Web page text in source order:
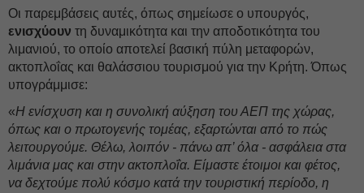
Οι παρεμβάσεις αυτές, όπως σημείωσε ο υπουργός,
ενισχύουν τη δυναμικότητα και την αποδοτικότητα του
λιμανιού, το οποίο αποτελεί βασική πύλη μεταφορών,
ακτοπλοΐας και θαλάσσιου τουρισμού για την Κρήτη. Όπως
υπογράμμισε:
«Η ενίσχυση και η συνολική αύξηση του ΑΕΠ της χώρας,
όπως και ο πρωτογενής τομέας, εξαρτώνται από το πώς
λειτουργούμε. Θέλω, λοιπόν - πάνω απ’ όλα - ασφάλεια στα
λιμάνια μας και στην ακτοπλοΐα. Είμαστε έτοιμοι και φέτος,
να δεχτούμε πολύ κόσμο κατά την τουριστική περίοδο, η